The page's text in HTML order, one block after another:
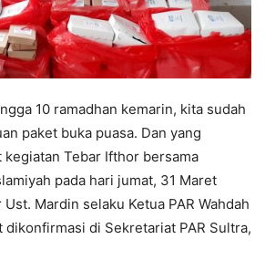
10 ramadhan kemarin, kita sudah
paket buka puasa. Dan yang
kegiatan Tebar Ifthor bersama
pada hari jumat, 31 Maret
Mardin selaku Ketua PAR Wahdah
dikonfirmasi di Sekretariat PAR Sultra,